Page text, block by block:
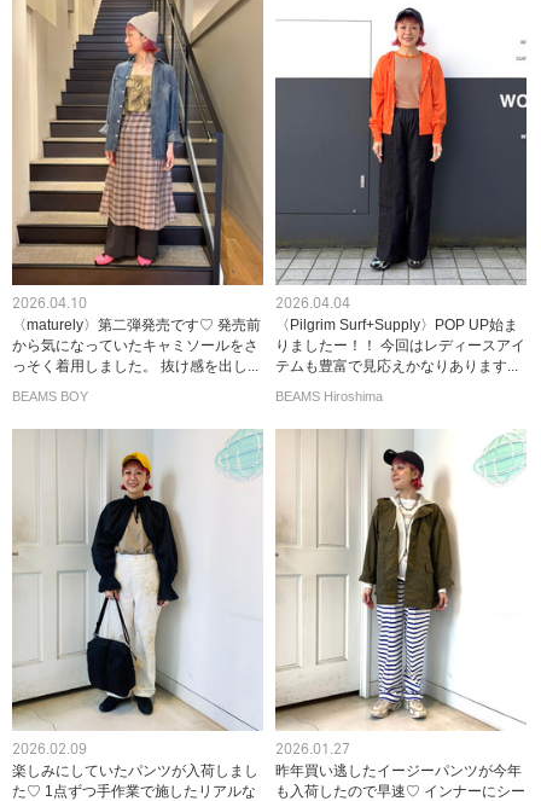
2026.04.10
〈maturely〉第二弾発売です♡ 発売前
から気になっていたキャミソールをさ
っそく着用しました。 抜け感を出し...
BEAMS BOY
2026.04.04
〈Pilgrim Surf+Supply〉POP UP始ま
りましたー！！ 今回はレディースアイ
テムも豊富で見応えかなりあります...
BEAMS Hiroshima
2026.02.09
楽しみにしていたパンツが入荷しまし
た♡ 1点ずつ手作業で施したリアルな
2026.01.27
昨年買い逃したイージーパンツが今年
も入荷したので早速♡ インナーにシー